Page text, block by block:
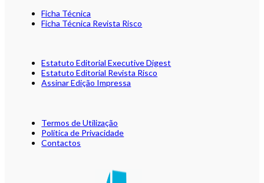
Ficha Técnica
Ficha Técnica Revista Risco
Estatuto Editorial Executive Digest
Estatuto Editorial Revista Risco
Assinar Edição Impressa
Termos de Utilização
Política de Privacidade
Contactos